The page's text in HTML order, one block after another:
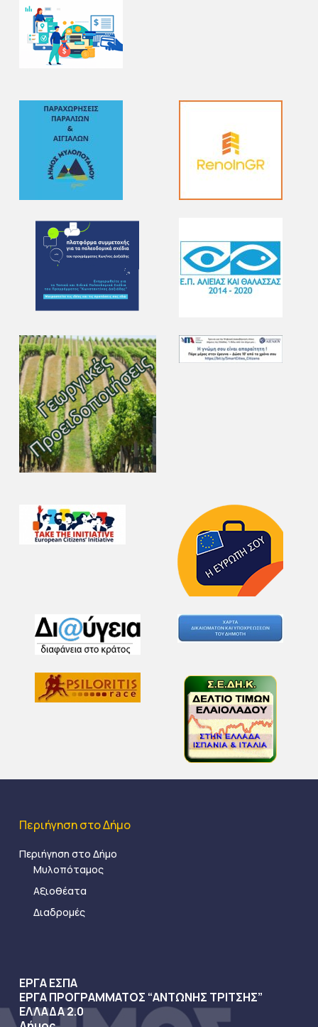
Περιήγηση στο Δήμο
Περιήγηση στο Δήμο
Μυλοπόταμος
Αξιοθέατα
Διαδρομές
ΕΡΓΑ ΕΣΠΑ
ΕΡΓΑ ΠΡΟΓΡΑΜΜΑΤΟΣ “ΑΝΤΩΝΗΣ ΤΡΙΤΣΗΣ”
ΕΛΛΑΔΑ 2.0